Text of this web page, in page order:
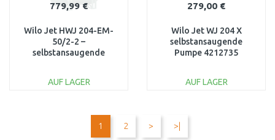
779,99 €
Wilo Jet HWJ 204-EM-
50/2-2 –
selbstansaugende
AUF LAGER
279,00 €
Wilo Jet WJ 204 X
selbstansaugende
Pumpe 4212735
AUF LAGER
1 2 > >|